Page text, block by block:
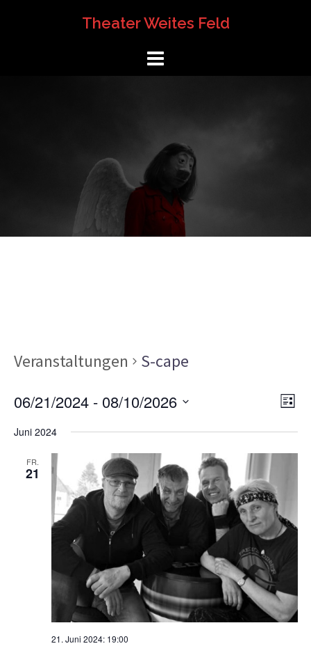
Theater Weites Feld
Veranstaltungen S-cape
LISTE
06/21/2024 - 08/10/2026
Juni 2024
FR.
21
21. Juni 2024: 19:00